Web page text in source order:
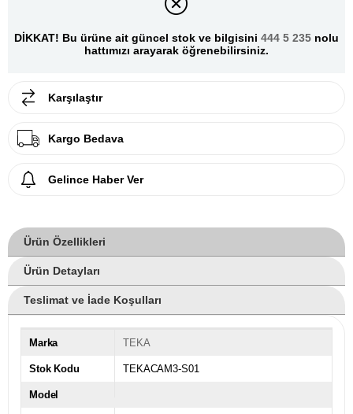
DİKKAT! Bu ürüne ait güncel stok ve bilgisini 444 5 235 nolu
hattımızı arayarak öğrenebilirsiniz.
Karşılaştır
Kargo Bedava
Gelince Haber Ver
Ürün Özellikleri
Ürün Detayları
Teslimat ve İade Koşulları
Marka TEKA
Stok Kodu TEKACAM3-S01
Model